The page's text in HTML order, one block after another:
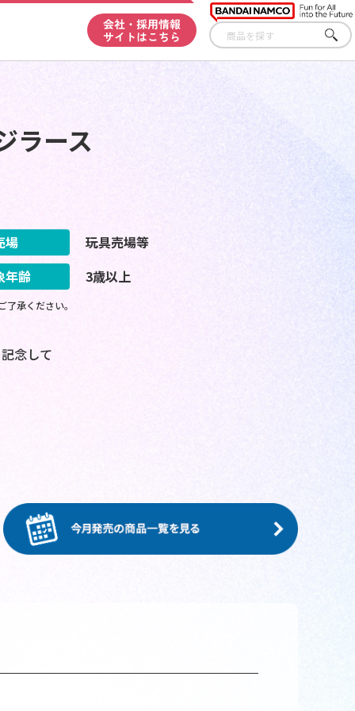
会社・採用情報
サイトはこちら
さが
す
ラース
場
玩具売場等
年齢
3歳以上
承ください。
念して